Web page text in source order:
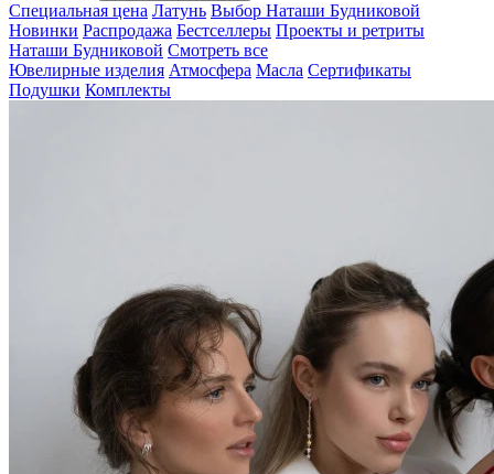
Специальная цена Латунь Выбор Наташи Будниковой
Новинки Распродажа Бестселлеры Проекты и ретриты
Наташи Будниковой Смотреть все
Ювелирные изделия Атмосфера Масла Сертификаты
Подушки Комплекты